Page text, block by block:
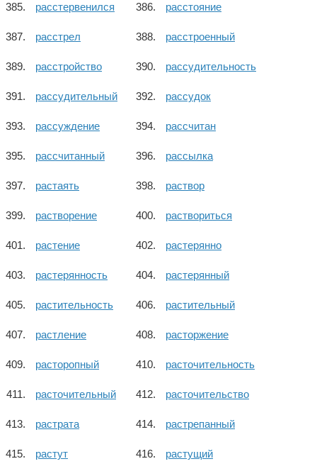
расстервенился расстояние
расстрел расстроенный
расстройство рассудительность
рассудительный рассудок
рассуждение рассчитан
рассчитанный рассылка
растаять раствор
растворение раствориться
растение растерянно
растерянность растерянный
растительность растительный
растление расторжение
расторопный расточительность
расточительный расточительство
растрата растрепанный
растут растущий